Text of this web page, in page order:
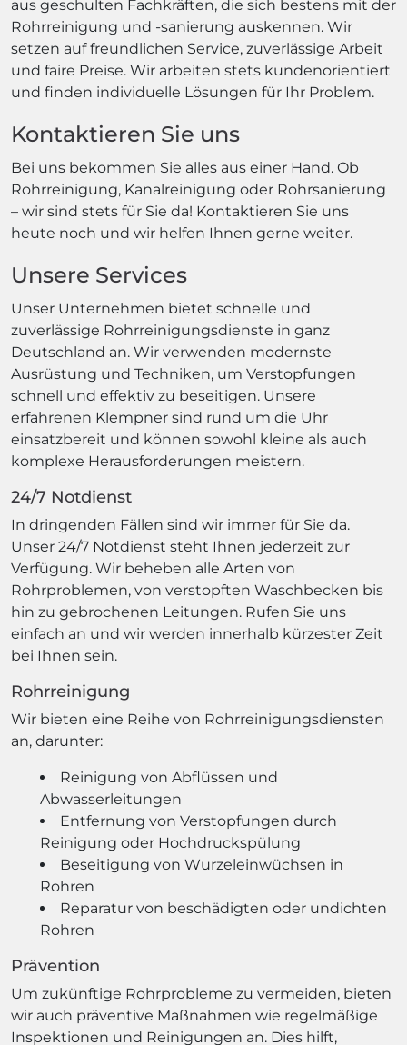
aus geschulten Fachkräften, die sich bestens mit der
Rohrreinigung und -sanierung auskennen. Wir
setzen auf freundlichen Service, zuverlässige Arbeit
und faire Preise. Wir arbeiten stets kundenorientiert
und finden individuelle Lösungen für Ihr Problem.
Kontaktieren Sie uns
Bei uns bekommen Sie alles aus einer Hand. Ob
Rohrreinigung, Kanalreinigung oder Rohrsanierung
– wir sind stets für Sie da! Kontaktieren Sie uns
heute noch und wir helfen Ihnen gerne weiter.
Unsere Services
Unser Unternehmen bietet schnelle und
zuverlässige Rohrreinigungsdienste in ganz
Deutschland an. Wir verwenden modernste
Ausrüstung und Techniken, um Verstopfungen
schnell und effektiv zu beseitigen. Unsere
erfahrenen Klempner sind rund um die Uhr
einsatzbereit und können sowohl kleine als auch
komplexe Herausforderungen meistern.
24/7 Notdienst
In dringenden Fällen sind wir immer für Sie da.
Unser 24/7 Notdienst steht Ihnen jederzeit zur
Verfügung. Wir beheben alle Arten von
Rohrproblemen, von verstopften Waschbecken bis
hin zu gebrochenen Leitungen. Rufen Sie uns
einfach an und wir werden innerhalb kürzester Zeit
bei Ihnen sein.
Rohrreinigung
Wir bieten eine Reihe von Rohrreinigungsdiensten
an, darunter:
Reinigung von Abflüssen und
Abwasserleitungen
Entfernung von Verstopfungen durch
Reinigung oder Hochdruckspülung
Beseitigung von Wurzeleinwüchsen in
Rohren
Reparatur von beschädigten oder undichten
Rohren
Prävention
Um zukünftige Rohrprobleme zu vermeiden, bieten
wir auch präventive Maßnahmen wie regelmäßige
Inspektionen und Reinigungen an. Dies hilft,